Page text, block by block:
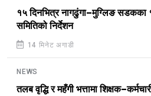
१५ दिनभित्र नागढुंगा–मुग्लिङ सडकका
समितिको निर्देशन
14 मिनेट अगाडी
NEWS
तलब वृद्धि र महँगी भत्तामा